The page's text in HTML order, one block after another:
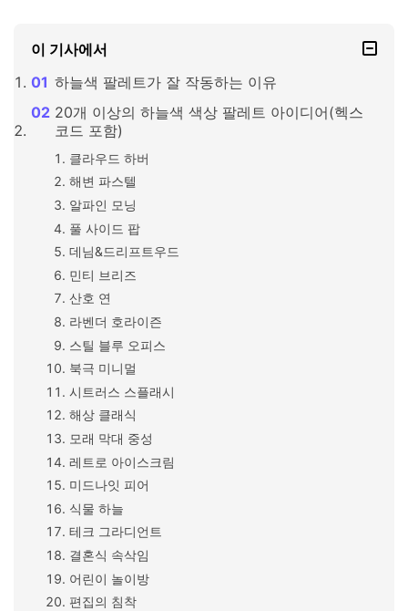
이 기사에서
하늘색 팔레트가 잘 작동하는 이유
20개 이상의 하늘색 색상 팔레트 아이디어(헥스
코드 포함)
클라우드 하버
해변 파스텔
알파인 모닝
풀 사이드 팝
데님&드리프트우드
민티 브리즈
산호 연
라벤더 호라이즌
스틸 블루 오피스
북극 미니멀
시트러스 스플래시
해상 클래식
모래 막대 중성
레트로 아이스크림
미드나잇 피어
식물 하늘
테크 그라디언트
결혼식 속삭임
어린이 놀이방
편집의 침착